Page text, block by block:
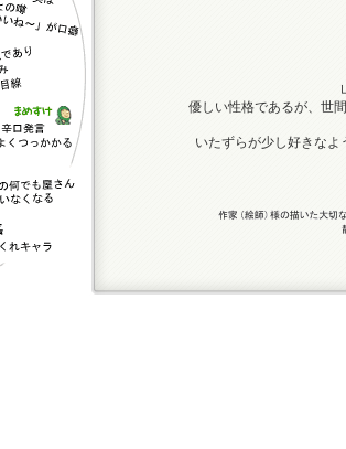
優しい性格であるが、世
いたずらが少し好きな